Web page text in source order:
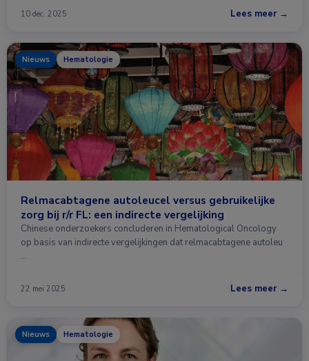
10 dec. 2025 Lees meer →
Nieuws Hematologie
Relmacabtagene autoleucel versus gebruikelijke
zorg bij r/r FL: een indirecte vergelijking
Chinese onderzoekers concluderen in Hematological Oncology
op basis van indirecte vergelijkingen dat relmacabtagene autoleu
…
22 mei 2025 Lees meer →
Nieuws Hematologie